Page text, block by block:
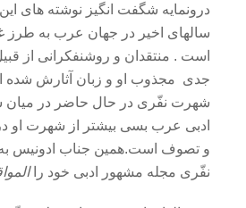
درونمایه شگفت انگیز نوشته های
سالهای اخیر در جهان عرب به طرز
است . منتقدان و روشنفکرانی از
جدی مجذوب او و زبان آثارش شده
شهرت نفّری در حال حاضر در میان
ادبی عرب بسی بیشتر از شهرت او
و تصوف است.همین جناب ادونیس به
نفّری مجله مشهور ادبی خود را